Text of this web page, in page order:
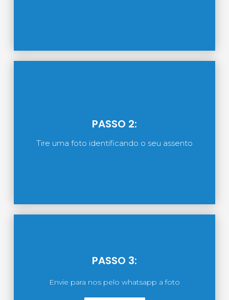
PASSO 2:
Tire uma foto identificando o seu assento
PASSO 3:
Envie para nos pelo whatsapp a foto